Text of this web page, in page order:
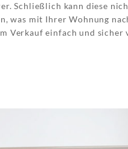
Schließlich kann diese
was mit Ihrer Wohnung
Verkauf einfach und sicher